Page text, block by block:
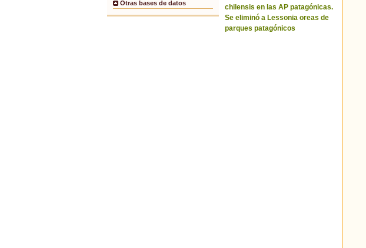
Otras bases de datos
chilensis en las AP patagónicas.
Se eliminó a Lessonia oreas de
parques patagónicos